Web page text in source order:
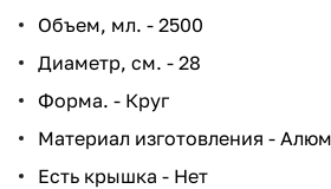
Объем, мл. - 2500
Диаметр, см. - 28
Форма. - Круг
Материал изготовления -
Есть крышка - Нет